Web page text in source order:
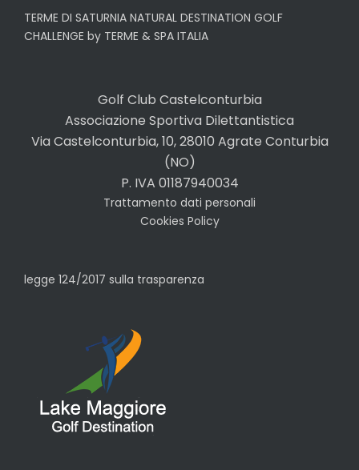
TERME DI SATURNIA NATURAL DESTINATION GOLF
CHALLENGE by TERME & SPA ITALIA
Golf Club Castelconturbia
Associazione Sportiva Dilettantistica
Via Castelconturbia, 10, 28010 Agrate Conturbia
(NO)
P. IVA 01187940034
Trattamento dati personali
Cookies Policy
legge 124/2017 sulla trasparenza